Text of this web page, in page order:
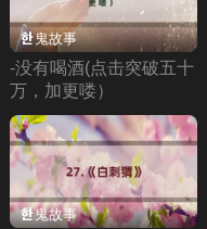
鬼故事
-没有喝酒(点击突破五十
万，加更喽）
鬼故事